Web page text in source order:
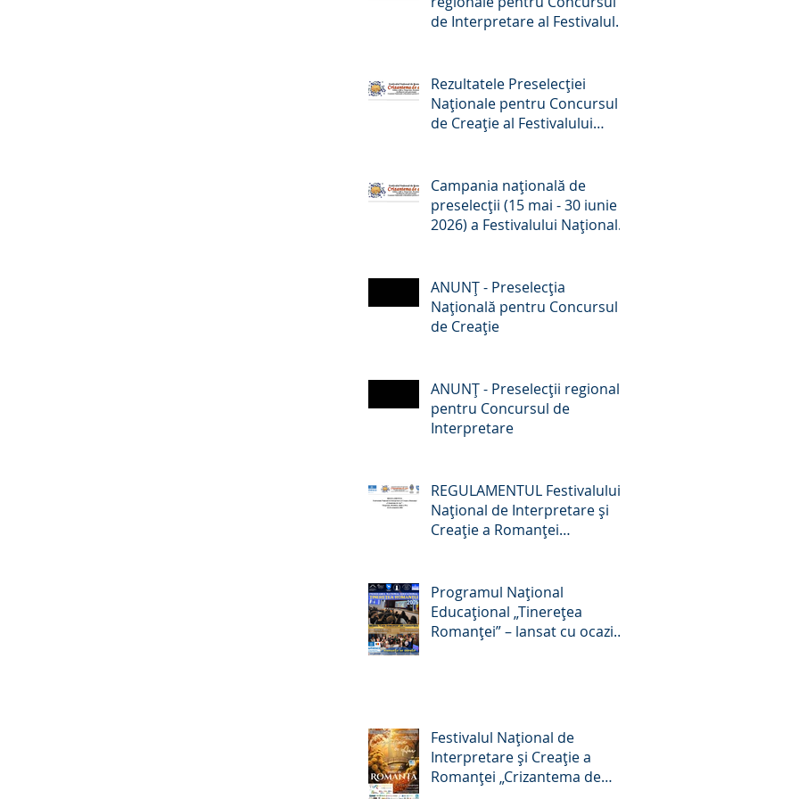
de Interpretare al Festivalului
59-a, 2026
Rezultatele Preselecției
Naționale pentru Concursul
de Creație al Festivalului
a, 2026
Campania națională de
preselecții (15 mai - 30 iunie
2026) a Festivalului Național
ANUNŢ - Preselecţia
Națională pentru Concursul
de Creație
ANUNŢ - Preselecţii regionale
pentru Concursul de
Interpretare
REGULAMENTUL Festivalului
Naţional de Interpretare şi
Creaţie a Romanţei
59-a, 22-24 octombrie 2026
Programul Național
Educațional „Tinerețea
Romanței” – lansat cu ocazia
Festivalul Național de
Interpretare și Creație a
Romanței „Crizantema de